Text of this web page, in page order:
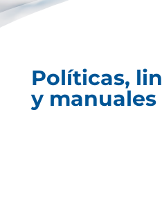
Políticas,
y manuales